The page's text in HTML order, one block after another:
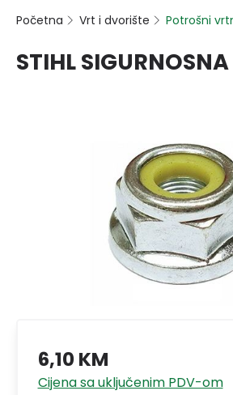
Početna Vrt i dvorište Potrošni
STIHL
6,10 KM
Cijena sa uključenim PDV-om